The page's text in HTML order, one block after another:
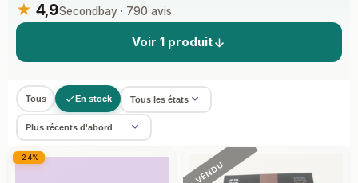
★ 4,9Secondbay · 790 avis
Voir 1 produit
Tous En stock
-24%
VENDU